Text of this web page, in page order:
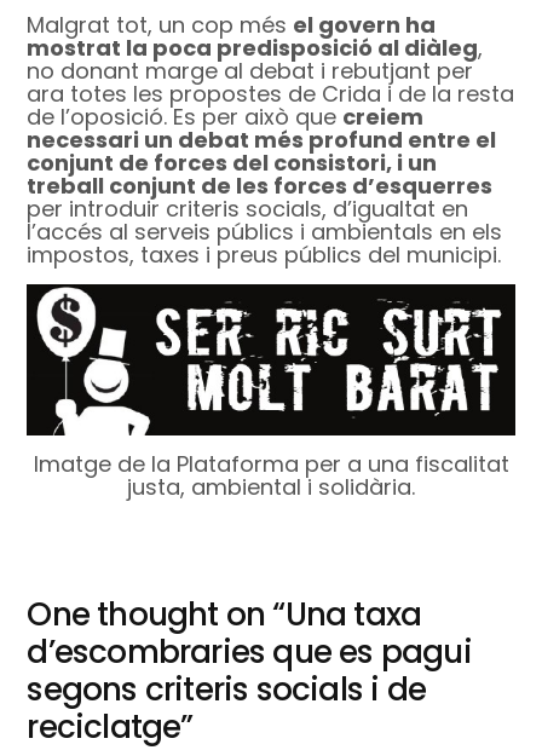
Malgrat tot, un cop més el govern ha
mostrat la poca predisposició al diàleg,
no donant marge al debat i rebutjant per
ara totes les propostes de Crida i de la resta
de l’oposició. Es per això que creiem
necessari un debat més profund entre el
conjunt de forces del consistori, i un
treball conjunt de les forces d’esquerres
per introduir criteris socials, d’igualtat en
l’accés al serveis públics i ambientals en els
impostos, taxes i preus públics del municipi.
Imatge de la Plataforma per a una fiscalitat
justa, ambiental i solidària.
One thought on “Una taxa
d’escombraries que es pagui
segons criteris socials i de
reciclatge”